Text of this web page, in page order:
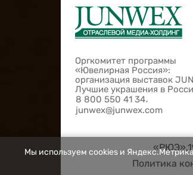
Оргкомитет программы
«Ювелирная Россия»:
организация выставок
Лучшие украшения в
8 800 550 41 34,
junwex@junwex.com
Политика
Мы используем cookies и